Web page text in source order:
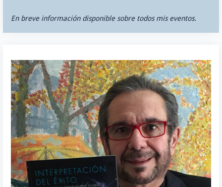
En breve información disponible sobre todos mis eventos.